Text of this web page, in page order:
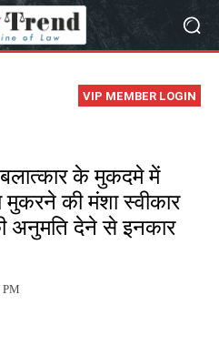
VIP MEMBER LOGIN
बलात्कार के मुकदमे में
मुकरने की मंशा स्वीकार
अनुमति देने से इनकार
PM